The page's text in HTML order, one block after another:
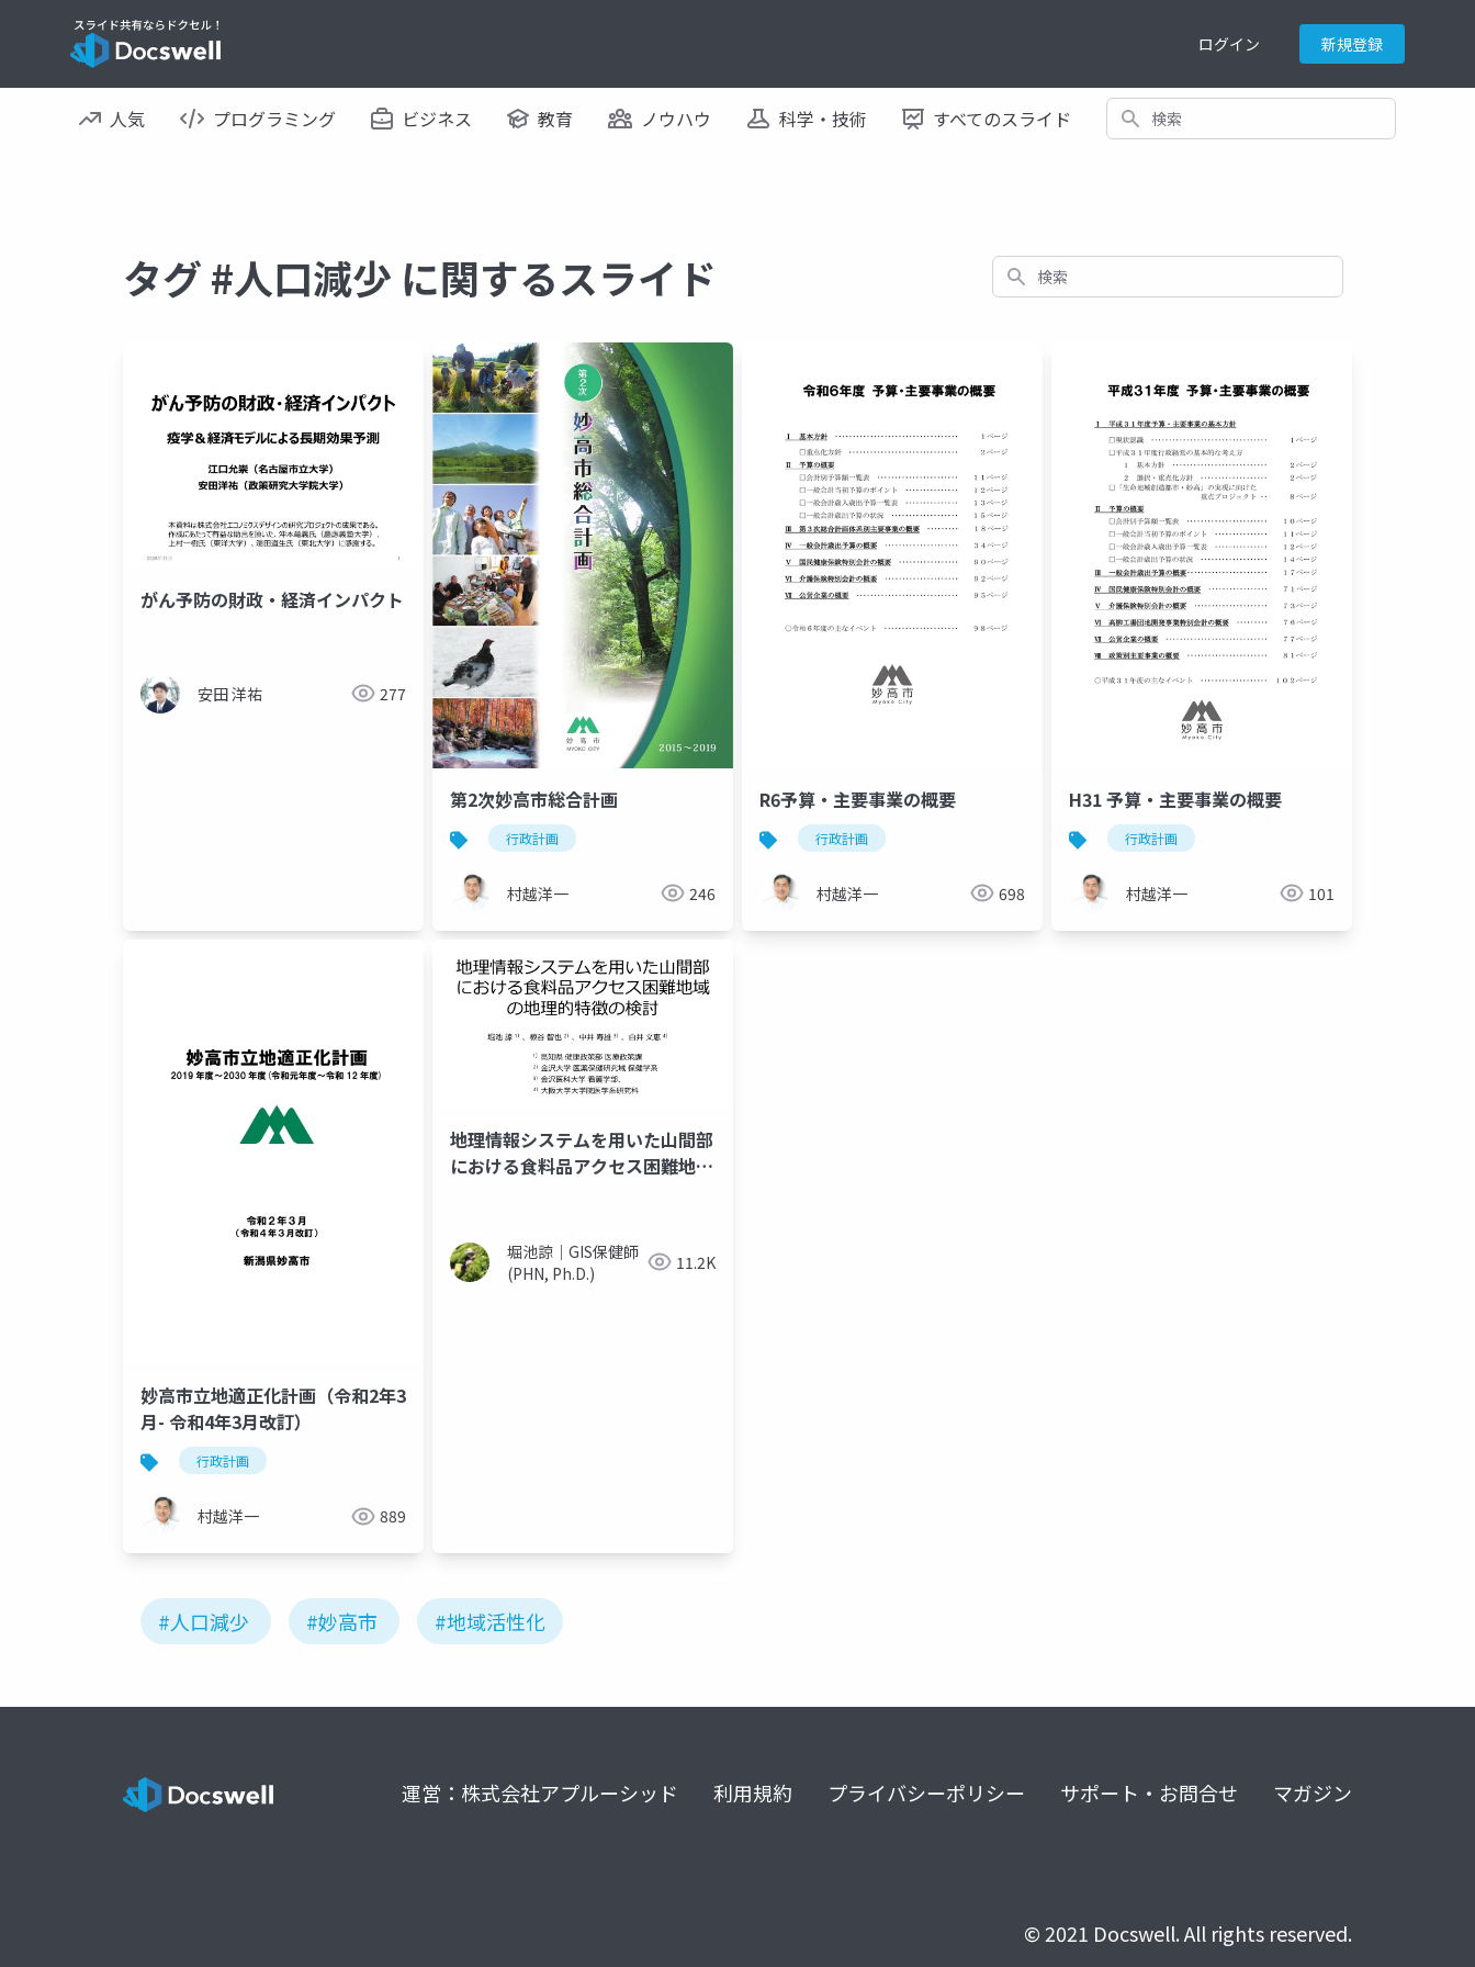
ログイン 新規登録
人気 プログラミング ビジネス 教育 ノウハウ 科学・技術 すべてのスライド 検索
タグ #人口減少 に関するスライド 検索
がん予防の財政・経済インパクト
安田 洋祐 277
第2次妙高市総合計画
行政計画
村越洋一 246
R6予算・主要事業の概要
行政計画
村越洋一 698
H31 予算・主要事業の概要
行政計画
村越洋一 101
妙高市立地適正化計画（令和2年3
月- 令和4年3月改訂）
行政計画
村越洋一 889
地理情報システムを用いた山間部
における食料品アクセス困難地域
堀池諒｜GIS保健師
(PHN, Ph.D.)
11.2K
#人口減少 #妙高市 #地域活性化
運営：株式会社アプルーシッド 利用規約 プライバシーポリシー サポート・お問合せ マガジン
© 2021 Docswell. All rights reserved.